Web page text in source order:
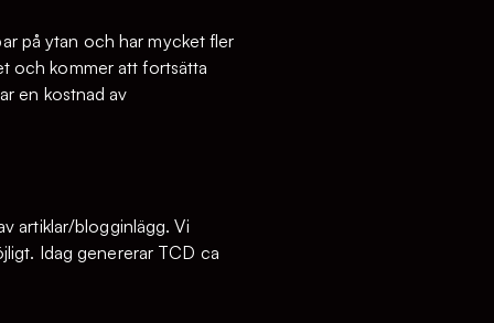
på ytan och har mycket fler
och kommer att fortsätta
en kostnad av
artiklar/blogginlägg. Vi
Idag genererar TCD ca